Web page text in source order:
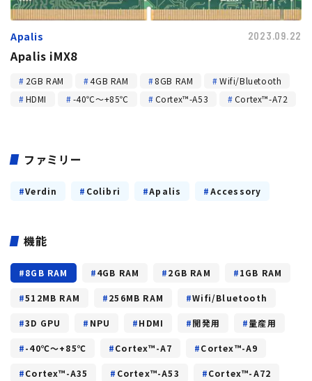
Apalis 2023.09.22
Apalis iMX8
2GB RAM 4GB RAM 8GB RAM
Wifi/Bluetooth
HDMI
-40℃～+85℃ Cortex™-A53 Cortex™-A72
ファミリー
Verdin Colibri Apalis Accessory
機能
8GB RAM 4GB RAM 2GB RAM
1GB RAM
512MB RAM
256MB RAM
Wifi/Bluetooth
3D GPU
NPU HDMI 開発用
量産用
-40℃～+85℃
Cortex™-A7
Cortex™-A9
Cortex™-A35
Cortex™-A53 Cortex™-A72